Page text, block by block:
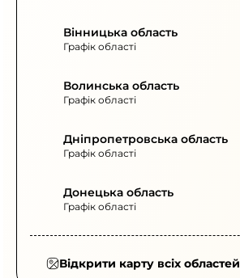
Вінницька область
Графік області
Волинська область
Графік області
Дніпропетровська область
Графік області
Донецька область
Графік області
Відкрити карту всіх областей